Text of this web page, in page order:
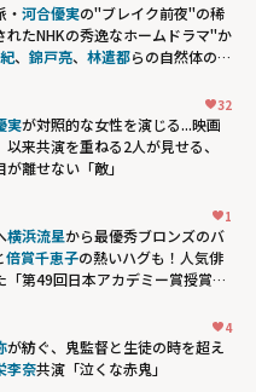
河合優実の"ブレイク前夜"の稀
れたNHKの秀逸なホームドラマ"か
、 錦戸亮、 林遣都らの自然体の演
32
実が対照的な女性を演じる...映画
以来共演を重ねる2人が見せる、
離せない「敵」
1
横浜流星から最優秀ブロンズのバ
倍賞千恵子の熱いハグも！人気俳
「第49回日本アカデミー賞授賞
4
が紡ぐ、鬼監督と生徒の時を超え
李奈共演「泣くな赤鬼」